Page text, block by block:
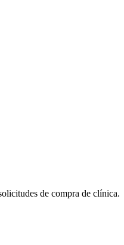
de compra de clínica.